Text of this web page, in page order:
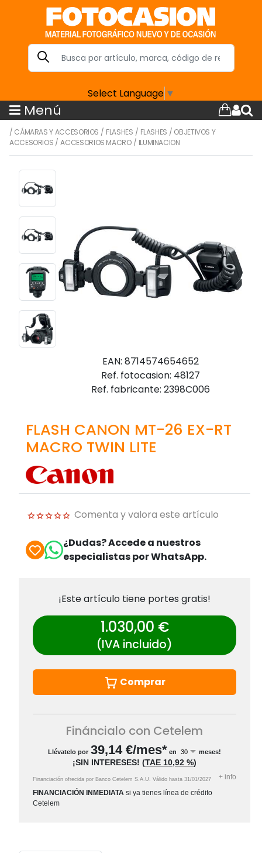
Select Language ▼
Menú
/ CÁMARAS Y ACCESORIOS / FLASHES / FLASHES / OBJETIVOS Y
ACCESORIOS /ACCESORIOS MACRO/ ILUMINACION
EAN: 8714574654652
Ref. fotocasion: 48127
Ref. fabricante: 2398C006
FLASH CANON MT-26 EX-RT
MACRO TWIN LITE
Comenta y valora este artículo
¿Dudas? Accede a nuestros
especialistas por WhatsApp.
¡Este artículo tiene portes gratis!
1.030,00 €
(IVA incluido)
Comprar
Fináncialo con Cetelem
Llévatelo por 39,14€/mes* en meses!
¡SIN INTERESES! (TAE 10,92 %)
Financiación ofrecida por Banco Cetelem S.A.U. Válido hasta 31/01/2027 + info
FINANCIACIÓN INMEDIATA si ya tienes línea de crédito
Cetelem